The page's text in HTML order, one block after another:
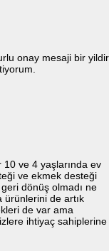
onay mesaji bir yildir
10 ve 4 yaşlarında ev
ve ekmek desteği
dönüş olmadı ne
ürünlerini de artık
de var ama
ihtiyaç sahiplerine